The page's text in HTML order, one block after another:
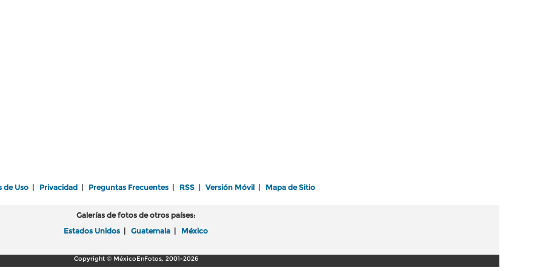
de Uso Privacidad Preguntas Frecuentes RSS Versión Móvil Mapa de Sitio
Galerías de fotos de otros países:
Estados Unidos
Guatemala México
Copyright © MéxicoEnFotos, 2001-2026